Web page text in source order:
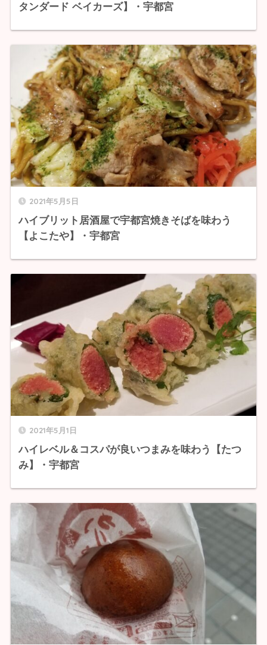
タンダード ベイカーズ】・宇都宮
2021年5月5日
ハイブリット居酒屋で宇都宮焼きそばを味わう
【よこたや】・宇都宮
2021年5月1日
ハイレベル＆コスパが良いつまみを味わう【たつ
み】・宇都宮